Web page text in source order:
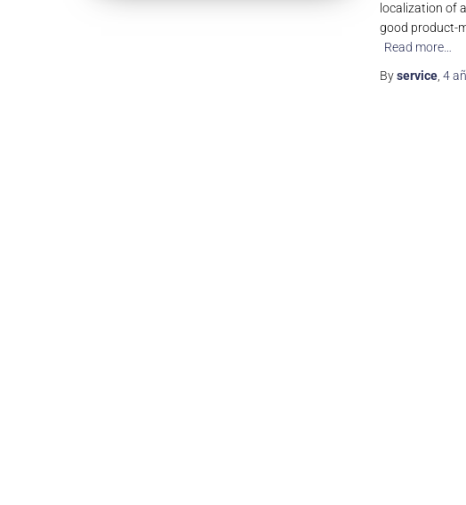
localization of
good product-
Read more…
Byservice 4